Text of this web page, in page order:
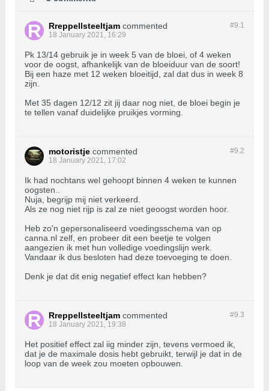
#9.1
Rreppellsteeltjam commented
18 January 2021, 16:29
Pk 13/14 gebruik je in week 5 van de bloei, of 4 weken
voor de oogst, afhankelijk van de bloeiduur van de soort!
Bij een haze met 12 weken bloeitijd, zal dat dus in week 8
zijn.
Met 35 dagen 12/12 zit jij daar nog niet, de bloei begin je
te tellen vanaf duidelijke pruikjes vorming.
#9.2
motoristje commented
18 January 2021, 17:02
Ik had nochtans wel gehoopt binnen 4 weken te kunnen
oogsten..
Nuja, begrijp mij niet verkeerd.
Als ze nog niet rijp is zal ze niet geoogst worden hoor.
Heb zo'n gepersonaliseerd voedingsschema van op
canna.nl zelf, en probeer dit een beetje te volgen
aangezien ik met hun volledige voedingslijn werk.
Vandaar ik dus besloten had deze toevoeging te doen.
Denk je dat dit enig negatief effect kan hebben?
#9.3
Rreppellsteeltjam commented
18 January 2021, 19:38
Het positief effect zal iig minder zijn, tevens vermoed ik,
dat je de maximale dosis hebt gebruikt, terwijl je dat in de
loop van de week zou moeten opbouwen.